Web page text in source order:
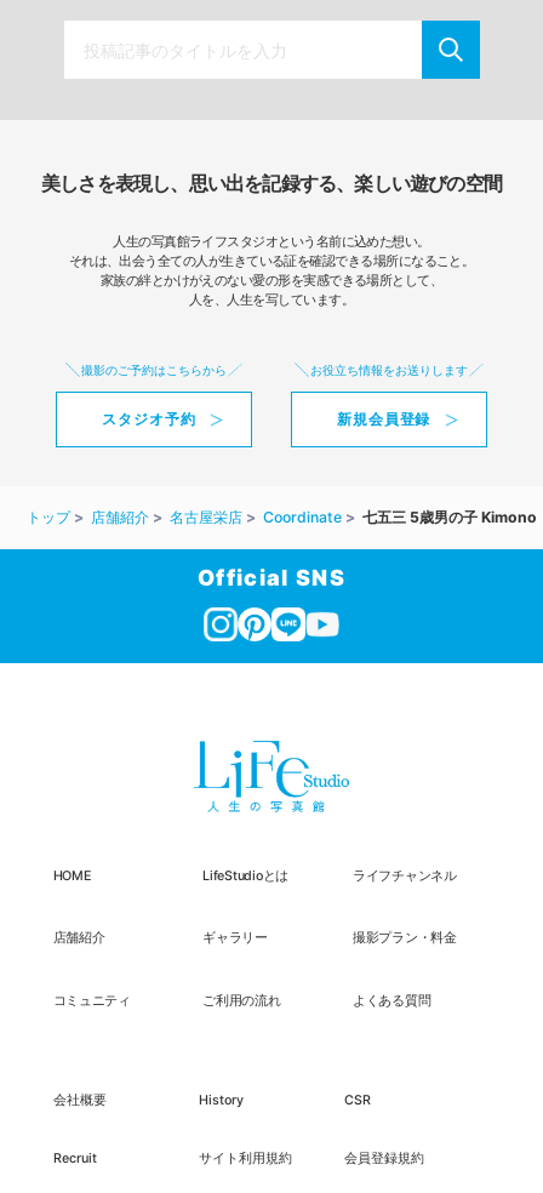
美しさを表現し、思い出を記録する、楽しい遊びの空間
人生の写真館ライフスタジオという名前に込めた想い。
それは、出会う全ての人が生きている証を確認できる場所になること。
家族の絆とかけがえのない愛の形を実感できる場所として、
人を、人生を写しています。
撮影のご予約はこちらから
スタジオ予約
お役立ち情報をお送りします
新規会員登録
トップ 店舗紹介 名古屋栄店 Coordinate 七五三 5歳男の子 Kimono
Official SNS
HOME LifeStudioとは ライフチャンネル
店舗紹介 ギャラリー 撮影プラン・料金
コミュニティ ご利用の流れ よくある質問
会社概要 History CSR
Recruit サイト利用規約 会員登録規約